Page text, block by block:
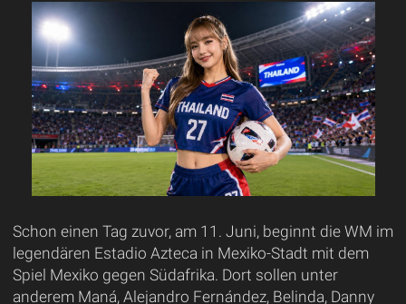
Schon einen Tag zuvor, am 11. Juni, beginnt die WM im
legendären Estadio Azteca in Mexiko-Stadt mit dem
Spiel Mexiko gegen Südafrika. Dort sollen unter
anderem Maná, Alejandro Fernández, Belinda, Danny